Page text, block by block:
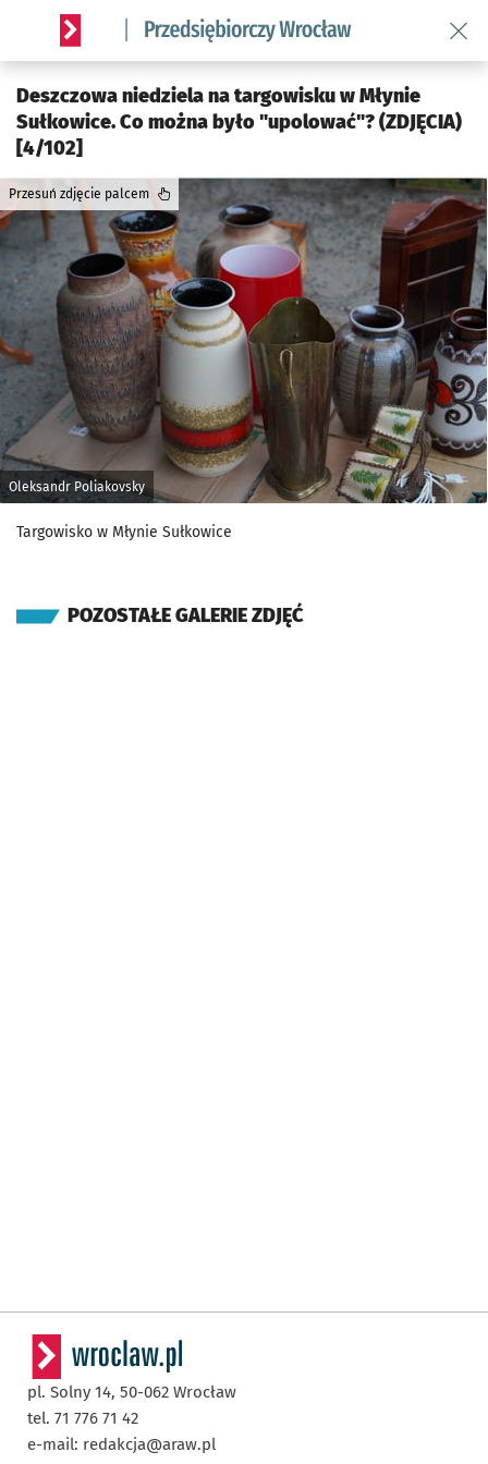
Serwis informacyjny wroclaw.pl podserwis: Strategia
Deszczowa niedziela na targowisku w Młynie
Sułkowice. Co można było "upolować"? (ZDJĘCIA)
[4/102]
Oleksandr Poliakovsky
Przesuń zdjęcie palcem
Targowisko w Młynie Sułkowice
POZOSTAŁE GALERIE ZDJĘĆ
pl. Solny 14, 50-062 Wrocław
tel. 71 776 71 42
e-mail: redakcja@araw.pl